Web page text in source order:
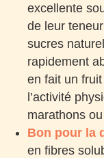
excellente
de leur
sucres
rapidement
en fait un
l’activité
marathons
Bon pour la
en fibres